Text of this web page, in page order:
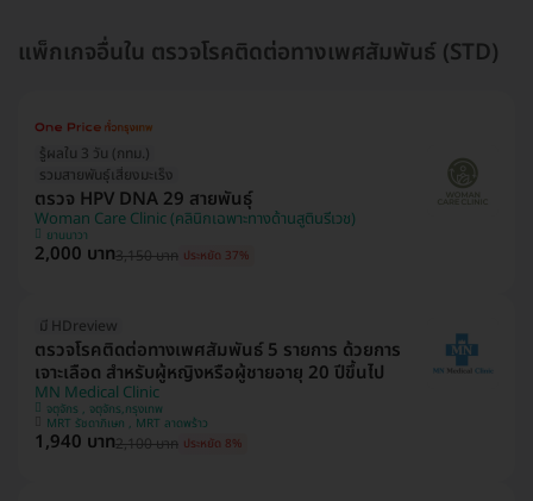
แพ็กเกจอื่นใน ตรวจโรคติดต่อทางเพศสัมพันธ์ (STD)
รู้ผลใน 3 วัน (กทม.)
รวมสายพันธุ์เสี่ยงมะเร็ง
ตรวจ HPV DNA 29 สายพันธุ์
Woman Care Clinic (คลินิกเฉพาะทางด้านสูตินรีเวช)
ยานนาวา
2,000 บาท3,150 บาท ประหยัด 37%
มี HDreview
ตรวจโรคติดต่อทางเพศสัมพันธ์ 5 รายการ ด้วยการ
เจาะเลือด สำหรับผู้หญิงหรือผู้ชายอายุ 20 ปีขึ้นไป
MN Medical Clinic
จตุจักร , จตุจักร,กรุงเทพ
MRT รัชดาภิเษก , MRT ลาดพร้าว
1,940 บาท2,100 บาท ประหยัด 8%